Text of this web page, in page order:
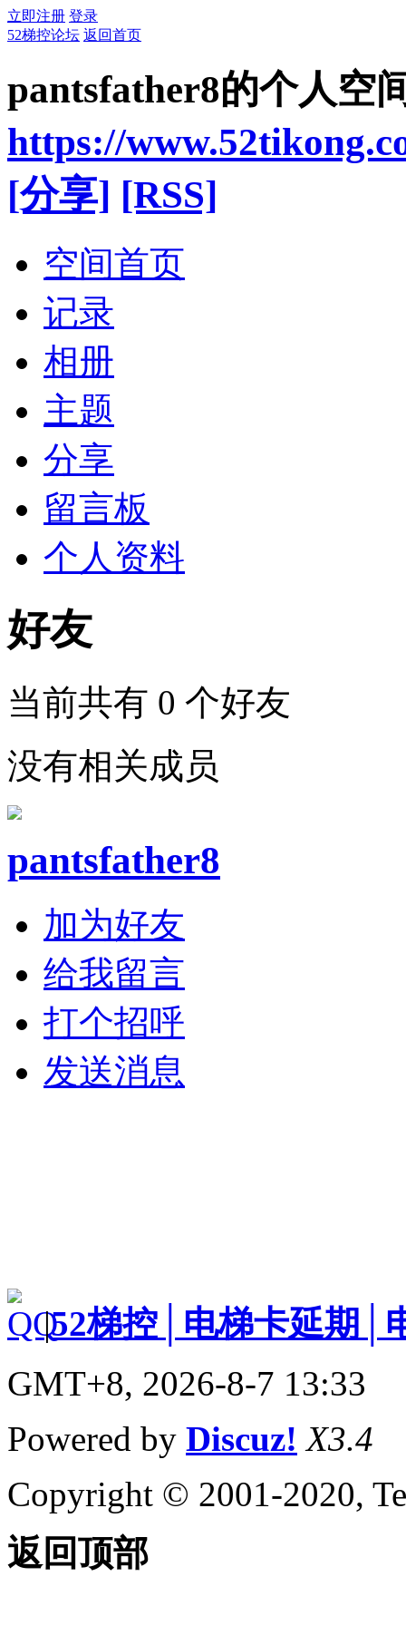
立即注册 登录
52梯控论坛 返回首页
pantsfather8的个人空
https://
[分享] [RSS]
空间首页
记录
相册
主题
分享
留言板
个人资料
好友
当前共有 0 个好友
没有相关成员
pantsfather8
加为好友
给我留言
打个招呼
发送消息
|52梯控│电梯卡延期│
GMT+8, 2026-8-7 13:33
Powered by Discuz! X3.4
Copyright © 2001-2020,
返回顶部